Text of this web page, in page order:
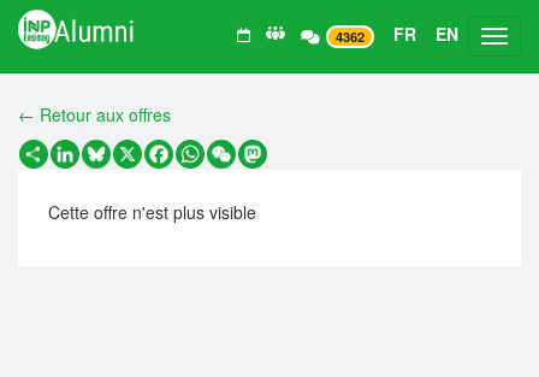
4362 FR EN
← Retour aux offres
PartagerLinkedIn
Bluesky
X Facebook
WhatsApp
WeChatMastodon
Cette offre n'est plus visible